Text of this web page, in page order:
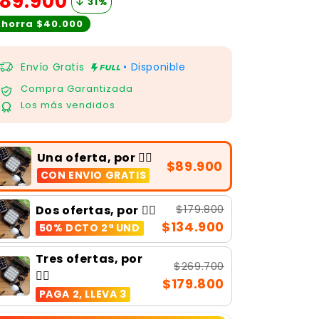
$40.000
Envío Gratis • Disponible
Compra Garantizada
Los más vendidos
Una oferta, por 👉🏻
CON ENVIO GRATIS
$89.900
Dos ofertas, por 👉🏻
50% DCTO 2ª UND
$179.800
$134.900
Tres ofertas, por
👉🏻
PAGA 2, LLEVA 3
$269.700
$179.800